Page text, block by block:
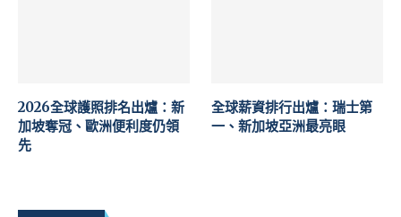
2026全球護照排名出爐：新
加坡奪冠、歐洲便利度仍領
先
全球薪資排行出爐：瑞士第
一、新加坡亞洲最亮眼